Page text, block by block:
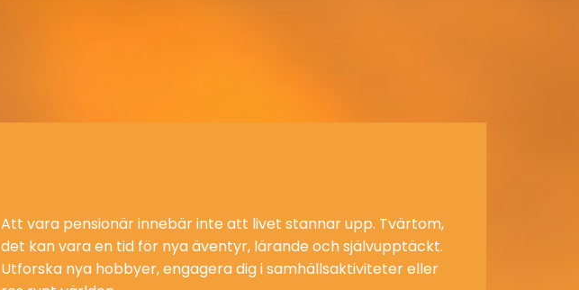
Att vara pensionär innebär inte att livet stannar upp. Tvärtom,
det kan vara en tid för nya äventyr, lärande och självupptäckt.
Utforska nya hobbyer, engagera dig i samhällsaktiviteter eller